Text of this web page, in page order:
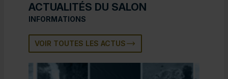
ACTUALITÉS DU SALON
INFORMATIONS
VOIR TOUTES LES ACTUS